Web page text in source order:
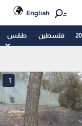
English
فلسطين طقس
1